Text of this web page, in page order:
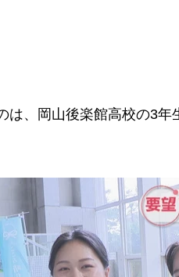
、岡山後楽館高校の3年